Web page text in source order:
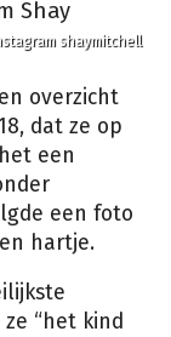
shaymitchell
overzicht
dat ze op
een
een foto
hartje.
“het kind